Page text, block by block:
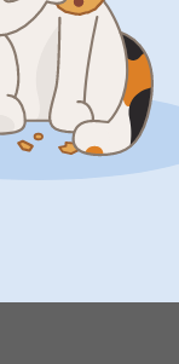
pengene værd
1